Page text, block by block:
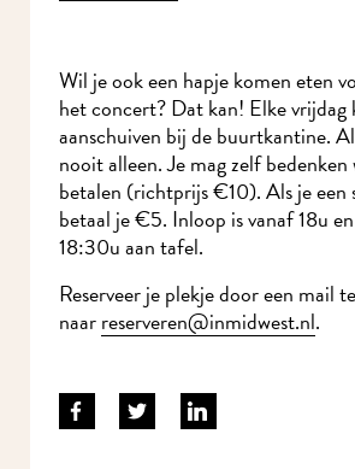
Wil je ook een hapje komen eten
aan het concert? Dat kan! Elke
aanschuiven bij de buurtkantine.
nooit alleen. Je mag zelf
betalen (richtprijs €10). Als je een
betaal je €5. Inloop is vanaf 18u
18:30u aan tafel.
Reserveer je plekje door een mail
naarreserveren@inmidwest.nl